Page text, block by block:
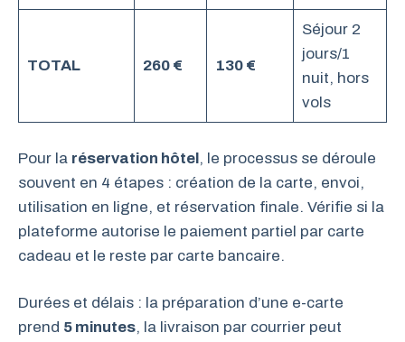
TOTAL 260 € 130 €
Séjour 2
jours/1
nuit, hors
vols
Pour la réservation hôtel, le processus se déroule
souvent en 4 étapes : création de la carte, envoi,
utilisation en ligne, et réservation finale. Vérifie si la
plateforme autorise le paiement partiel par carte
cadeau et le reste par carte bancaire.
Durées et délais : la préparation d’une e-carte
prend 5 minutes, la livraison par courrier peut